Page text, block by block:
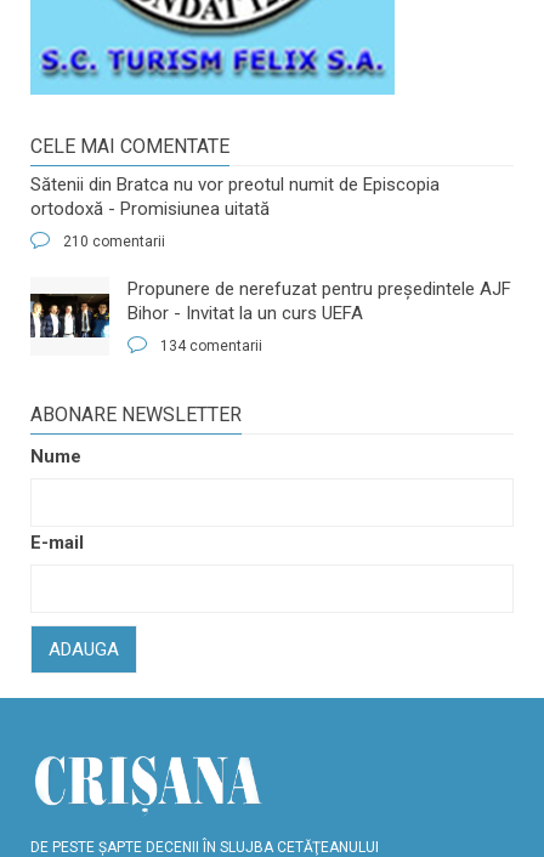
CELE MAI COMENTATE
Sătenii din Bratca nu vor preotul numit de Episcopia
ortodoxă - Promisiunea uitată
210 comentarii
​Propunere de nerefuzat pentru preşedintele AJF
Bihor - Invitat la un curs UEFA
134 comentarii
ABONARE NEWSLETTER
Nume
E-mail
ADAUGA
DE PESTE ŞAPTE DECENII ÎN SLUJBA CETĂŢEANULUI